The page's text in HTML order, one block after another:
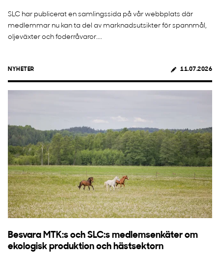
SLC har publicerat en samlingssida på vår webbplats där
medlemmar nu kan ta del av marknadsutsikter för spannmål,
oljeväxter och foderråvaror....
NYHETER 11.07.2026
Besvara MTK:s och SLC:s medlemsenkäter om
ekologisk produktion och hästsektorn